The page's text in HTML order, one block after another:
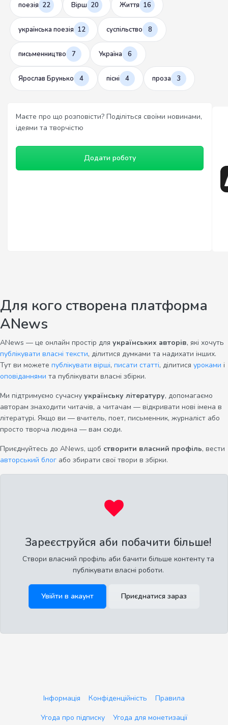
поезія 22 Вірш 20 Життя 16
українська поезія 12 суспільство 8
письменництво 7 Україна 6
Ярослав Брунько 4 пісні 4 проза 3
Маєте про що розповісти? Поділіться своїми новинами,
ідеями та творчістю
Додати роботу
Для кого створена платформа
ANews
ANews — це онлайн простір для українських авторів, які хочуть
публікувати власні тексти, ділитися думками та надихати інших.
Тут ви можете публікувати вірші, писати статті, ділитися уроками і
оповіданнями та публікувати власні збірки.
Ми підтримуємо сучасну українську літературу, допомагаємо
авторам знаходити читачів, а читачам — відкривати нові імена в
літературі. Якщо ви — вчитель, поет, письменник, журналіст або
просто творча людина — вам сюди.
Приєднуйтесь до ANews, щоб створити власний профіль, вести
авторський блог або збирати свої твори в збірки.
Зареєструйся аби побачити більше!
Створи власний профіль аби бачити більше контенту та
публікувати власні роботи.
Увійти в акаунт Приєднатися зараз
Інформація Конфіденційність
Правила
Угода про підписку
Угода для монетизації